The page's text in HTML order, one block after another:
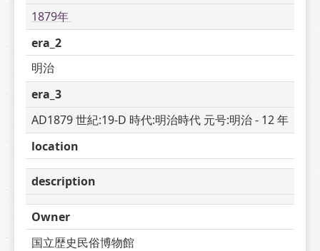
1879年
era_2
明治
era_3
AD1879 世紀:19-D 時代:明治時代 元号:明治 - 12 年
location
description
Owner
国立歴史民俗博物館